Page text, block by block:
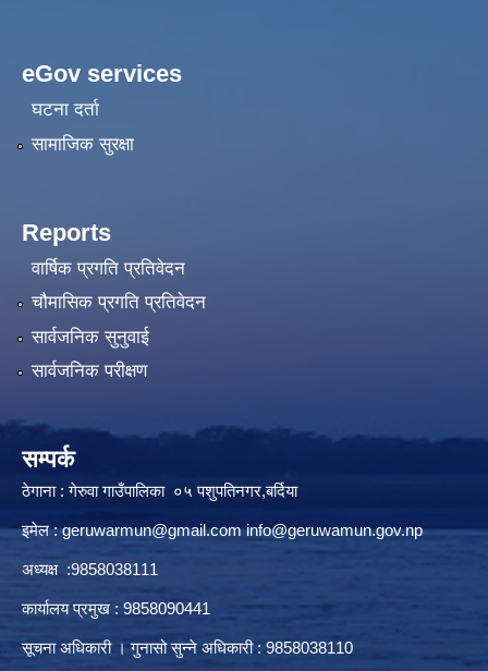
eGov services
घटना दर्ता
सामाजिक सुरक्षा
Reports
वार्षिक प्रगति प्रतिवेदन
चौमासिक प्रगति प्रतिवेदन
सार्वजनिक सुनुवाई
सार्वजनिक परीक्षण
सम्पर्क
ठेगाना : गेरुवा गाउँपालिका ०५ पशुपतिनगर,बर्दिया
इमेल :geruwarmun@gmail.com info@geruwamun.gov.np
अध्यक्ष :9858038111
कार्यालय प्रमुख : 9858090441
सूचना अधिकारी । गुनासो सुन्ने अधिकारी : 9858038110